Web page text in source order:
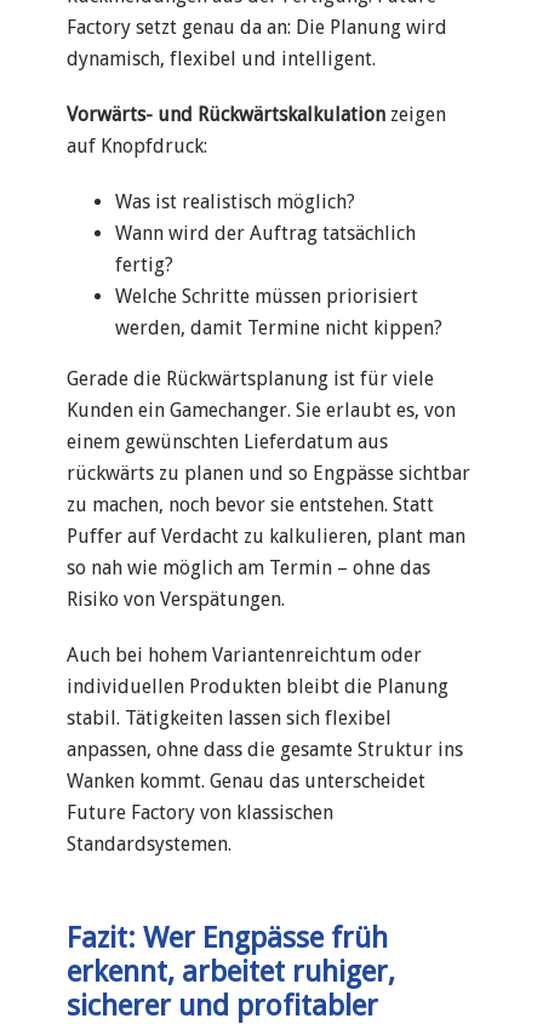
Factory setzt genau da an: Die Planung wird
dynamisch, flexibel und intelligent.
Vorwärts- und Rückwärtskalkulation zeigen
auf Knopfdruck:
Was ist realistisch möglich?
Wann wird der Auftrag tatsächlich
fertig?
Welche Schritte müssen priorisiert
werden, damit Termine nicht kippen?
Gerade die Rückwärtsplanung ist für viele
Kunden ein Gamechanger. Sie erlaubt es, von
einem gewünschten Lieferdatum aus
rückwärts zu planen und so Engpässe sichtbar
zu machen, noch bevor sie entstehen. Statt
Puffer auf Verdacht zu kalkulieren, plant man
so nah wie möglich am Termin – ohne das
Risiko von Verspätungen.
Auch bei hohem Variantenreichtum oder
individuellen Produkten bleibt die Planung
stabil. Tätigkeiten lassen sich flexibel
anpassen, ohne dass die gesamte Struktur ins
Wanken kommt. Genau das unterscheidet
Future Factory von klassischen
Standardsystemen.
Fazit: Wer Engpässe früh
erkennt, arbeitet ruhiger,
sicherer und profitabler